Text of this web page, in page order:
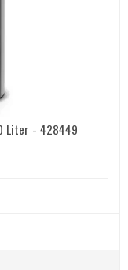
Liter - 428449